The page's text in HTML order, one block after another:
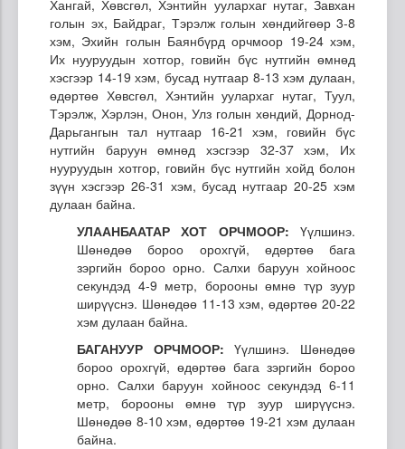
Хангай, Хөвсгөл, Хэнтийн уулархаг нутаг, Завхан
голын эх, Байдраг, Тэрэлж голын хөндийгөөр 3-8
хэм, Эхийн голын Баянбүрд орчмоор 19-24 хэм,
Их нууруудын хотгор, говийн бүс нутгийн өмнөд
хэсгээр 14-19 хэм, бусад нутгаар 8-13 хэм дулаан,
өдөртөө Хөвсгөл, Хэнтийн уулархаг нутаг, Туул,
Тэрэлж, Хэрлэн, Онон, Улз голын хөндий, Дорнод-
Дарьгангын тал нутгаар 16-21 хэм, говийн бүс
нутгийн баруун өмнөд хэсгээр 32-37 хэм, Их
нууруудын хотгор, говийн бүс нутгийн хойд болон
зүүн хэсгээр 26-31 хэм, бусад нутгаар 20-25 хэм
дулаан байна.
УЛААНБААТАР ХОТ ОРЧМООР: Үүлшинэ.
Шөнөдөө бороо орохгүй, өдөртөө бага
зэргийн бороо орно. Салхи баруун хойноос
секундэд 4-9 метр, борооны өмнө түр зуур
ширүүснэ. Шөнөдөө 11-13 хэм, өдөртөө 20-22
хэм дулаан байна.
БАГАНУУР ОРЧМООР: Үүлшинэ. Шөнөдөө
бороо орохгүй, өдөртөө бага зэргийн бороо
орно. Салхи баруун хойноос секундэд 6-11
метр, борооны өмнө түр зуур ширүүснэ.
Шөнөдөө 8-10 хэм, өдөртөө 19-21 хэм дулаан
байна.